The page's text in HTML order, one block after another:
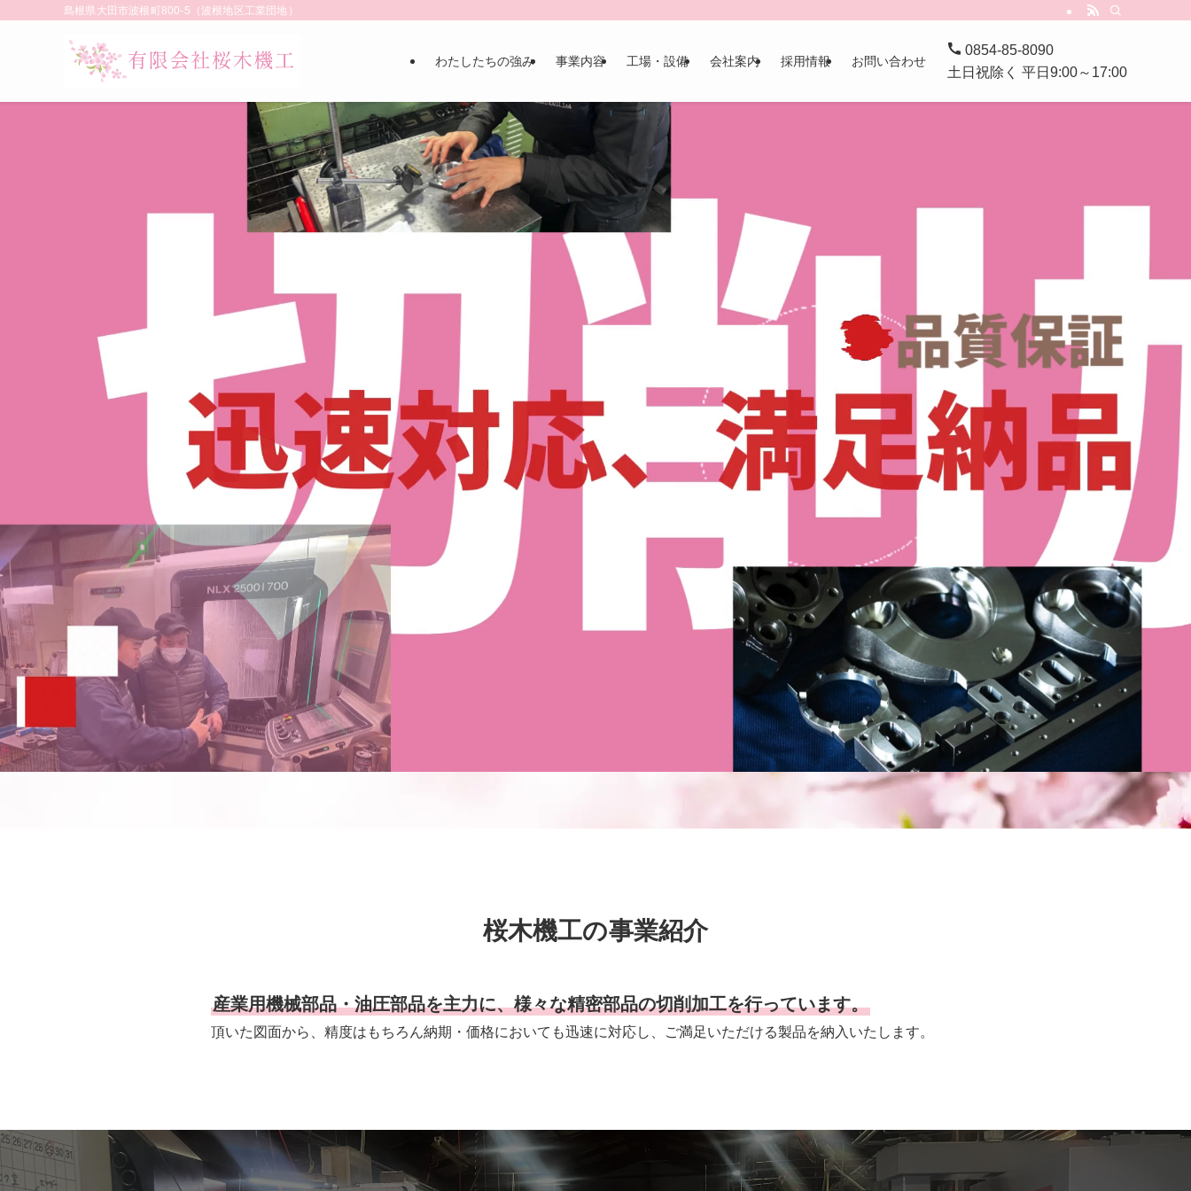
島根県大田市波根町800-5（波根地区工業団地）
わたしたちの強み 事業内容 工場・設備 会社案内 採用情報 お問い合わせ
0854-85-8090
土日祝除く 平日9:00～17:00
桜木機工の事業紹介
産業用機械部品・油圧部品を主力に、様々な精密部品の切削加工を行っています。
頂いた図面から、精度はもちろん納期・価格においても迅速に対応し、ご満足いただける製品を納入いたします。